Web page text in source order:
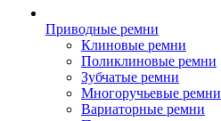
Приводные ремни
Клиновые ремни
Поликлиновые ремни
Зубчатые ремни
Многоручьевые ремни
Вариаторные ремни